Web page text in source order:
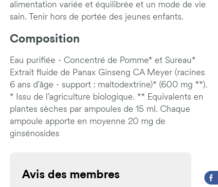
alimentation variée et équilibrée et un mode de vie
sain. Tenir hors de portée des jeunes enfants.
Composition
Eau purifiée - Concentré de Pomme* et Sureau*
Extrait fluide de Panax Ginseng CA Meyer (racines
6 ans d'âge - support : maltodextrine)* (600 mg **).
* Issu de l’agriculture biologique. ** Equivalents en
plantes sèches par ampoules de 15 ml. Chaque
ampoule apporte en moyenne 20 mg de
ginsénosides
Avis des membres